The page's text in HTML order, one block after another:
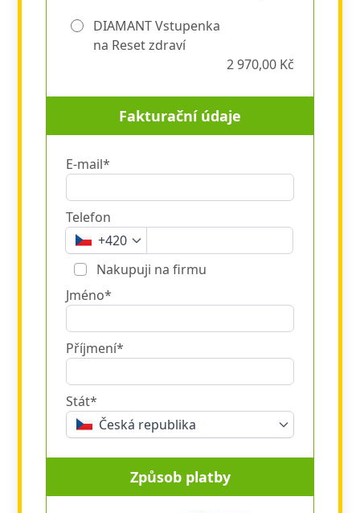
DIAMANT Vstupenka
na Reset zdraví
2 970,00 Kč
Fakturační údaje
E-mail*
Telefon
+420
Nakupuji na firmu
Jméno*
Příjmení*
Stát*
Česká republika
Způsob platby